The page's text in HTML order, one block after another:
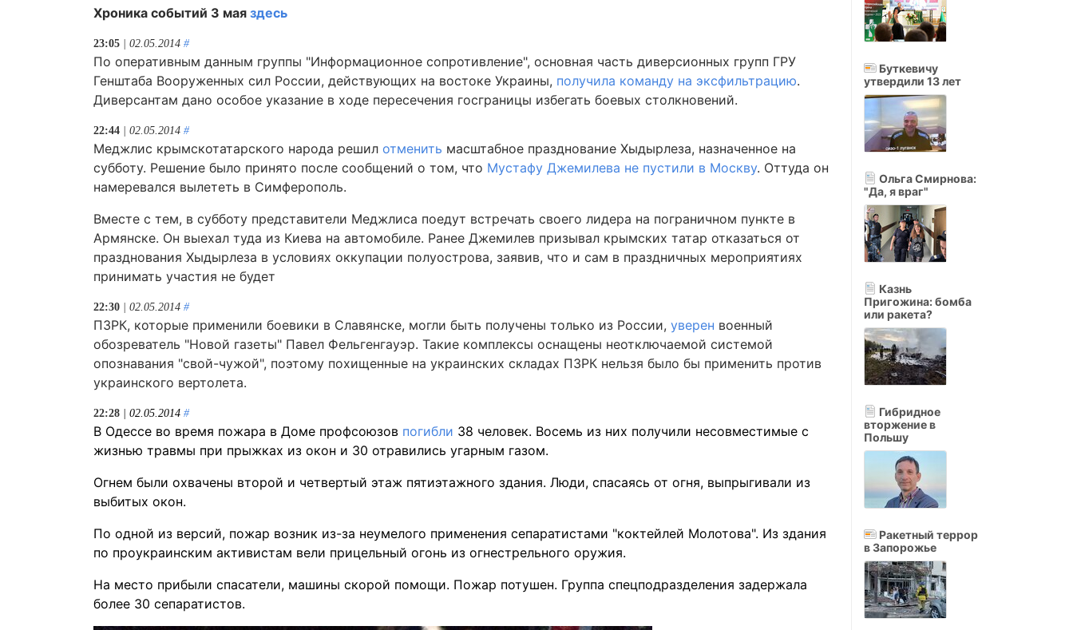
Хроника событий 3 мая здесь
23:05 | 02.05.2014 #
По оперативным данным группы "Информационное сопротивление", основная часть диверсионных групп ГРУ
Генштаба Вооруженных сил России, действующих на востоке Украины, получила команду на эксфильтрацию.
Диверсантам дано особое указание в ходе пересечения госграницы избегать боевых столкновений.
22:44 | 02.05.2014 #
Меджлис крымскотатарского народа решил отменить масштабное празднование Хыдырлеза, назначенное на
субботу. Решение было принято после сообщений о том, что Мустафу Джемилева не пустили в Москву. Оттуда он
намеревался вылететь в Симферополь.
Вместе с тем, в субботу представители Меджлиса поедут встречать своего лидера на пограничном пункте в
Армянске. Он выехал туда из Киева на автомобиле. Ранее Джемилев призывал крымских татар отказаться от
празднования Хыдырлеза в условиях оккупации полуострова, заявив, что и сам в праздничных мероприятиях
принимать участия не будет
22:30 | 02.05.2014 #
ПЗРК, которые применили боевики в Славянске, могли быть получены только из России, уверен военный
обозреватель "Новой газеты" Павел Фельгенгауэр. Такие комплексы оснащены неотключаемой системой
опознавания "свой-чужой", поэтому похищенные на украинских складах ПЗРК нельзя было бы применить против
украинского вертолета.
22:28 | 02.05.2014 #
В Одессе во время пожара в Доме профсоюзов погибли 38 человек. Восемь из них получили несовместимые с
жизнью травмы при прыжках из окон и 30 отравились угарным газом.
Огнем были охвачены второй и четвертый этаж пятиэтажного здания. Люди, спасаясь от огня, выпрыгивали из
выбитых окон.
По одной из версий, пожар возник из-за неумелого применения сепаратистами "коктейлей Молотова". Из здания
по проукраинским активистам вели прицельный огонь из огнестрельного оружия.
На место прибыли спасатели, машины скорой помощи. Пожар потушен. Группа спецподразделения задержала
более 30 сепаратистов.
Буткевичу
утвердили 13 лет
Ольга Смирнова:
"Да, я враг"
Казнь
Пригожина: бомба
или ракета?
Гибридное
вторжение в
Польшу
Ракетный террор
в Запорожье